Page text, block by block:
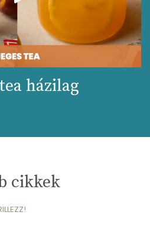
házilag
cikkek